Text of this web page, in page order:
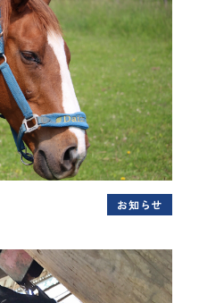
お知らせ